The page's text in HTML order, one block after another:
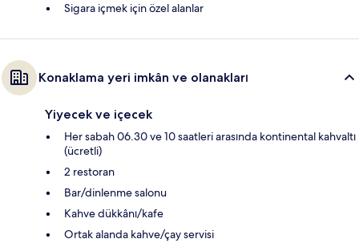
Sigara içmek için özel alanlar
Konaklama yeri imkân ve olanakları
Yiyecek ve içecek
Her sabah 06.30 ve 10 saatleri arasında kontinental kahvaltı
(ücretli)
2 restoran
Bar/dinlenme salonu
Kahve dükkânı/kafe
Ortak alanda kahve/çay servisi